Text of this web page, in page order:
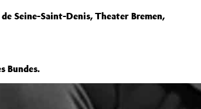
Seine-Saint-Denis, Theater Bremen,
des Bundes.